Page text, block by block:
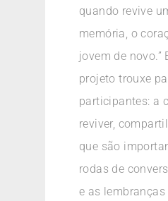
quando revive
memória, o
jovem de novo.”
projeto trouxe
participantes: a
reviver,
que são
rodas de
e as